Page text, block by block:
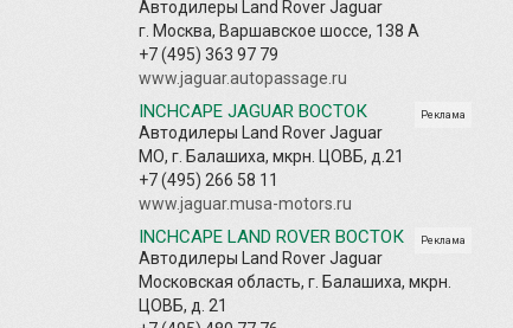
Автодилеры Land Rover Jaguar
г. Москва, Варшавское шоссе, 138 А
+7 (495) 363 97 79
www.jaguar.autopassage.ru
Реклама
INCHCAPE JAGUAR ВОСТОК
Автодилеры Land Rover Jaguar
МО, г. Балашиха, мкрн. ЦОВБ, д.21
+7 (495) 266 58 11
www.jaguar.musa-motors.ru
Реклама
INCHCAPE LAND ROVER ВОСТОК
Автодилеры Land Rover Jaguar
Московская область, г. Балашиха, мкрн.
ЦОВБ, д. 21